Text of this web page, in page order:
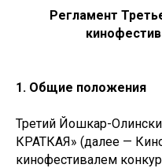
Регламент
1. Общие положения
Третий Йошкар-
КРАТКАЯ» (далее —
кинофестивалем